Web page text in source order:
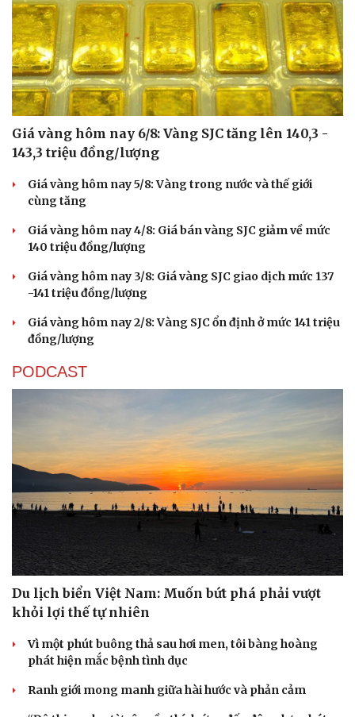
Giá vàng hôm nay 6/8: Vàng SJC tăng lên 140,3 -
143,3 triệu đồng/lượng
Giá vàng hôm nay 5/8: Vàng trong nước và thế giới
cùng tăng
Giá vàng hôm nay 4/8: Giá bán vàng SJC giảm về mức
140 triệu đồng/lượng
Giá vàng hôm nay 3/8: Giá vàng SJC giao dịch mức 137
-141 triệu đồng/lượng
Giá vàng hôm nay 2/8: Vàng SJC ổn định ở mức 141 triệu
đồng/lượng
PODCAST
Du lịch biển Việt Nam: Muốn bứt phá phải vượt
khỏi lợi thế tự nhiên
Vì một phút buông thả sau hơi men, tôi bàng hoàng
phát hiện mắc bệnh tình dục
Ranh giới mong manh giữa hài hước và phản cảm